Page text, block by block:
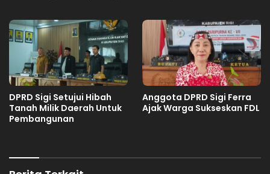
DPRD Sigi Setujui Hibah
Tanah Milik Daerah Untuk
Pembangunan
Anggota DPRD Sigi Ferra
Ajak Warga Sukseskan FDL